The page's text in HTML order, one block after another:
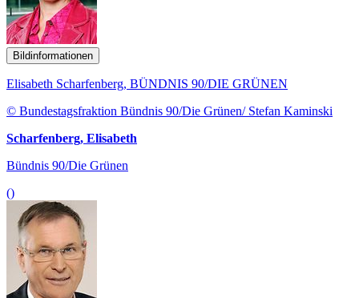
Bildinformationen
Elisabeth Scharfenberg, BÜNDNIS 90/DIE GRÜNEN
© Bundestagsfraktion Bündnis 90/Die Grünen/ Stefan Kaminski
Scharfenberg, Elisabeth
Bündnis 90/Die Grünen
()